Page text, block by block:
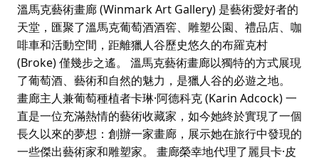
溫馬克藝術畫廊 (Winmark Art Gallery) 是藝術愛好者的
天堂，匯聚了溫馬克葡萄酒酒窖、雕塑公園、禮品店、咖
啡車和活動空間，距離獵人谷歷史悠久的布羅克村
(Broke) 僅幾步之遙。 溫馬克藝術畫廊以獨特的方式展現
了葡萄酒、藝術和自然的魅力，是獵人谷的必遊之地。
畫廊主人兼葡萄種植者卡琳·阿德科克 (Karin Adcock) 一
直是一位充滿熱情的藝術收藏家，如今她終於實現了一個
長久以來的夢想：創辦一家畫廊，展示她在旅行中發現的
一些傑出藝術家和雕塑家。 畫廊榮幸地代理了麗貝卡·皮